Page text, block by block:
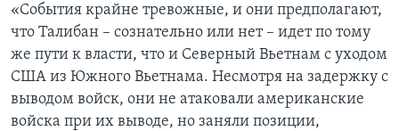
«События крайне тревожные, и они предполагают,
что Талибан – сознательно или нет – идет по тому
же пути к власти, что и Северный Вьетнам с уходом
США из Южного Вьетнама. Несмотря на задержку с
выводом войск, они не атаковали американские
войска при их выводе, но заняли позиции,